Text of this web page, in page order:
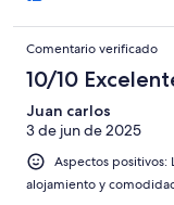
Comentario verificado
10/10
Juan carlos
3 de jun de 2025
Aspectos positivos:
alojamiento y